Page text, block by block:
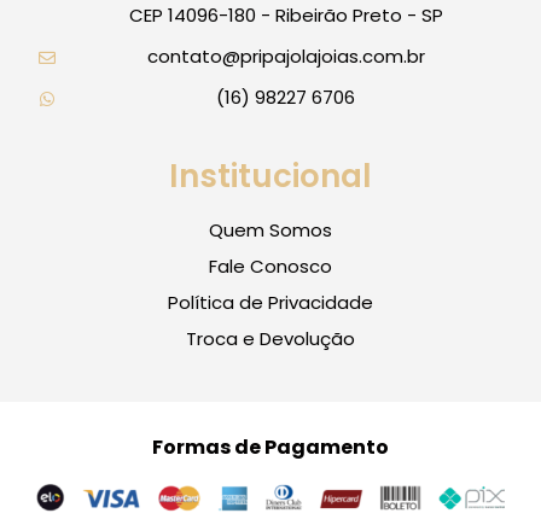
CEP 14096-180 - Ribeirão Preto - SP
contato@pripajolajoias.com.br
(16) 98227 6706
Institucional
Quem Somos
Fale Conosco
Política de Privacidade
Troca e Devolução
Formas de Pagamento